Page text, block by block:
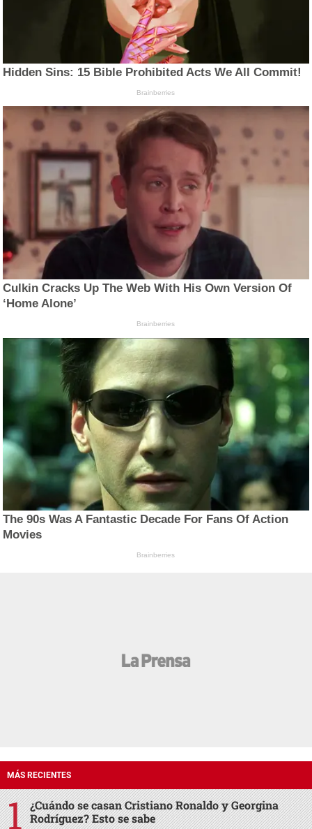
Hidden Sins: 15 Bible Prohibited Acts We All Commit!
Brainberries
Culkin Cracks Up The Web With His Own Version Of
‘Home Alone’
Brainberries
The 90s Was A Fantastic Decade For Fans Of Action
Movies
Brainberries
MÁS RECIENTES
¿Cuándo se casan Cristiano Ronaldo y Georgina
Rodríguez? Esto se sabe